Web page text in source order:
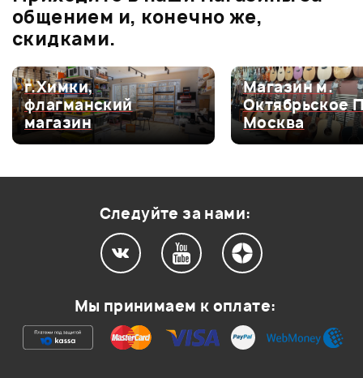
0.0
Оценка5
0
Оценка4
0
Оценка3
0
Ваша оценка:
общением и, конечно же,
скидками.
г.Химки,
флагманский
магазин
Магазин м.
Октябрьское
Москва
Следуйте за нами:
Мы принимаем к оплате: